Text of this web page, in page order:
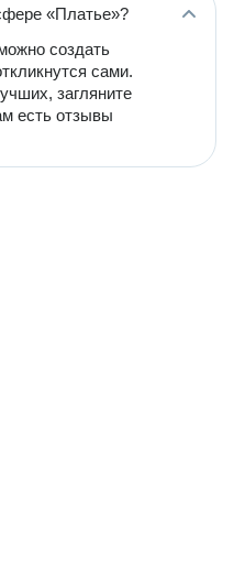
«Платье»?
создать
сами.
загляните
есть отзывы